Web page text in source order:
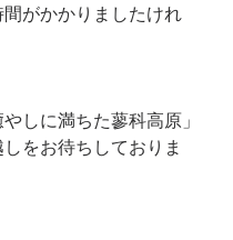
がかかりましたけれ
やしに満ちた蓼科高原」
をお待ちしておりま